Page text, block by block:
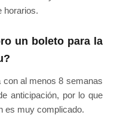
horarios.
un boleto para la
al menos 8 semanas
anticipación, por lo que
es muy complicado.